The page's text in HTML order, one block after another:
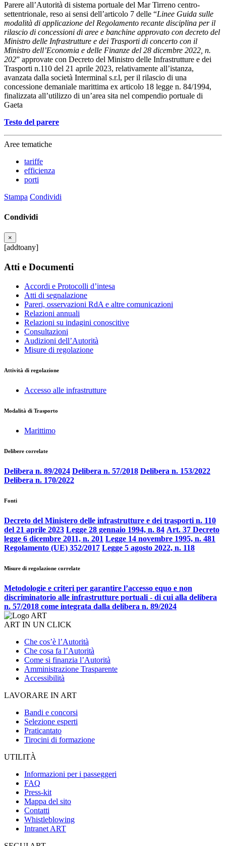
Parere all’Autorità di sistema portuale del Mar Tirreno centro-
settentrionale, reso ai sensi dell’articolo 7 delle “Linee Guida sulle
modalità di applicazione del Regolamento recante disciplina per il
rilascio di concessioni di aree e banchine approvato con decreto del
Ministro delle Infrastrutture e dei Trasporti di concerto con il
Ministro dell’Economia e delle Finanze del 28 dicembre 2022, n.
202” approvate con Decreto del Ministro delle Infrastrutture e dei
Trasporti n.110 del 21 aprile 2023, relativamente all’istanza,
avanzata dalla società Interminal s.r.l, per il rilascio di una
concessione demaniale marittima ex articolo 18 legge n. 84/1994,
finalizzata all’utilizzo di un’area sita nel compendio portuale di
Gaeta
Testo del parere
Aree tematiche
tariffe
efficienza
porti
Stampa Condividi
Condividi
×
[addtoany]
Atti e Documenti
Accordi e Protocolli d’intesa
Atti di segnalazione
Pareri, osservazioni RdA e altre comunicazioni
Relazioni annuali
Relazioni su indagini conoscitive
Consultazioni
Audizioni dell’Autorità
Misure di regolazione
Attività di regolazione
Accesso alle infrastrutture
Modalità di Trasporto
Marittimo
Delibere correlate
Delibera n. 89/2024 Delibera n. 57/2018 Delibera n. 153/2022
Delibera n. 170/2022
Fonti
Decreto del Ministero delle infrastrutture e dei trasporti n. 110
del 21 aprile 2023 Legge 28 gennaio 1994, n. 84 Art. 37 Decreto
legge 6 dicembre 2011, n. 201 Legge 14 novembre 1995, n. 481
Regolamento (UE) 352/2017 Legge 5 agosto 2022, n. 118
Misure di regolazione correlate
Metodologie e criteri per garantire l’accesso equo e non
discriminatorio alle infrastrutture portuali - di cui alla delibera
n. 57/2018 come integrata dalla delibera n. 89/2024
ART IN UN CLICK
Che cos’è l’Autorità
Che cosa fa l’Autorità
Come si finanzia l’Autorità
Amministrazione Trasparente
Accessibilità
LAVORARE IN ART
Bandi e concorsi
Selezione esperti
Praticantato
Tirocini di formazione
UTILITÀ
Informazioni per i passeggeri
FAQ
Press-kit
Mappa del sito
Contatti
Whistleblowing
Intranet ART